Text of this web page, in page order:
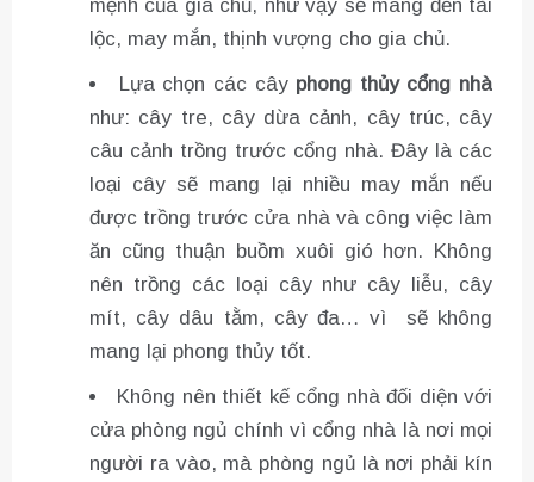
mệnh của gia chủ, như vậy sẽ mang đến tài
lộc, may mắn, thịnh vượng cho gia chủ.
Lựa chọn các câyphong thủy cổng nhà
như: cây tre, cây dừa cảnh, cây trúc, cây
câu cảnh trồng trước cổng nhà. Đây là các
loại cây sẽ mang lại nhiều may mắn nếu
được trồng trước cửa nhà và công việc làm
ăn cũng thuận buồm xuôi gió hơn. Không
nên trồng các loại cây như cây liễu, cây
mít, cây dâu tằm, cây đa… vì sẽ không
mang lại phong thủy tốt.
Không nên thiết kế cổng nhà đối diện với
cửa phòng ngủ chính vì cổng nhà là nơi mọi
người ra vào, mà phòng ngủ là nơi phải kín